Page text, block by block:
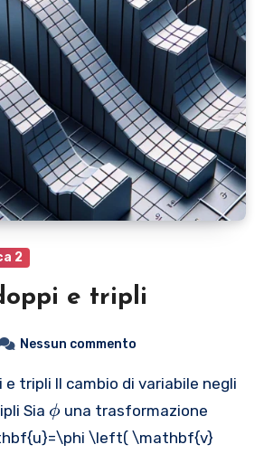
2
e tripli
Nessun commento
tripli Il cambio di variabile negli
Sia \
p
ϕ una trasformazione
\left( \mathbf{v}